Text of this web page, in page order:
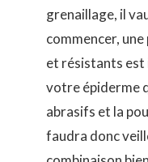
grenaillage, il
commencer,
et résistants est
votre épiderme
abrasifs et la
faudra donc